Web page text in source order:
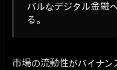
バルなデジタル金融
る。
市場の流動性がバイナン